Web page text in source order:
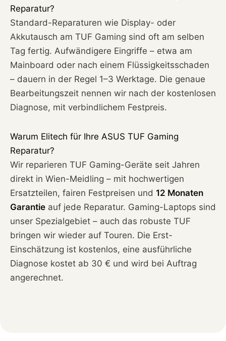
Reparatur?
Standard-Reparaturen wie Display- oder
Akkutausch am TUF Gaming sind oft am selben
Tag fertig. Aufwändigere Eingriffe – etwa am
Mainboard oder nach einem Flüssigkeitsschaden
– dauern in der Regel 1–3 Werktage. Die genaue
Bearbeitungszeit nennen wir nach der kostenlosen
Diagnose, mit verbindlichem Festpreis.
Warum Elitech für Ihre ASUS TUF Gaming
Reparatur?
Wir reparieren TUF Gaming-Geräte seit Jahren
direkt in Wien-Meidling – mit hochwertigen
Ersatzteilen, fairen Festpreisen und 12 Monaten
Garantie auf jede Reparatur. Gaming-Laptops sind
unser Spezialgebiet – auch das robuste TUF
bringen wir wieder auf Touren. Die Erst-
Einschätzung ist kostenlos, eine ausführliche
Diagnose kostet ab 30 € und wird bei Auftrag
angerechnet.